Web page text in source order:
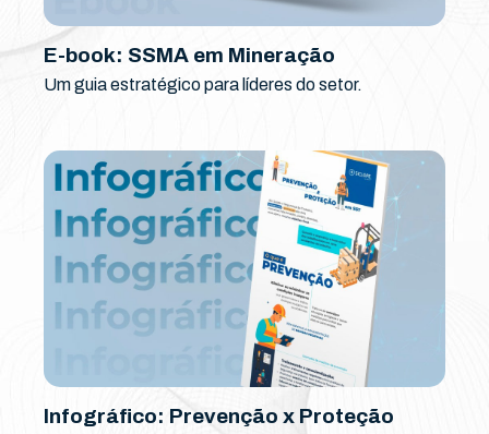
E-book: SSMA em Mineração
Um guia estratégico para líderes do setor.
Infográfico: Prevenção x Proteção